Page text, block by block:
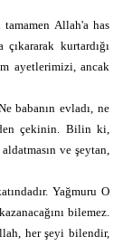
Allah'a has
kurtardığı
ayetlerimizi, ancak
babanın evladı, ne
çekinin. Bilin ki,
ve şeytan,
Yağmuru O
bilemez.
her şeyi bilendir,